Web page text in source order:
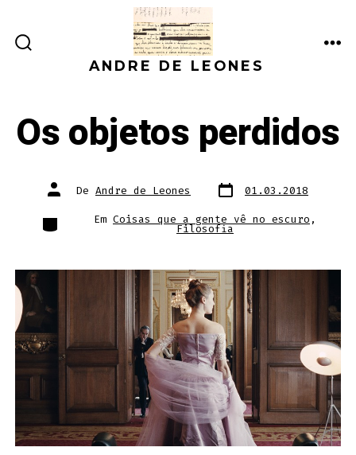
direto
PESQUISAANDRE DE LEONES
Os objetos perdidos
Autor
do De Andre de Leones Data
do
01.03.2018
Categorias
Em Coisas que a gente vê no escuro ,
Filosofia